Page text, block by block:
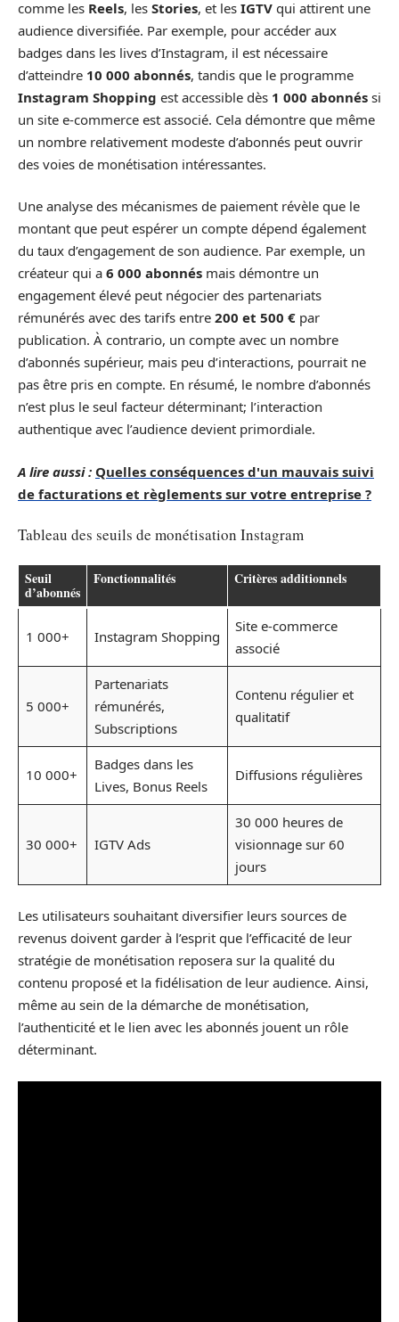
comme les Reels, les Stories, et les IGTV qui attirent une
audience diversifiée. Par exemple, pour accéder aux
badges dans les lives d’Instagram, il est nécessaire
d’atteindre 10 000 abonnés, tandis que le programme
Instagram Shopping est accessible dès 1 000 abonnés si
un site e-commerce est associé. Cela démontre que même
un nombre relativement modeste d’abonnés peut ouvrir
des voies de monétisation intéressantes.
Une analyse des mécanismes de paiement révèle que le
montant que peut espérer un compte dépend également
du taux d’engagement de son audience. Par exemple, un
créateur qui a 6 000 abonnés mais démontre un
engagement élevé peut négocier des partenariats
rémunérés avec des tarifs entre 200 et 500 € par
publication. À contrario, un compte avec un nombre
d’abonnés supérieur, mais peu d’interactions, pourrait ne
pas être pris en compte. En résumé, le nombre d’abonnés
n’est plus le seul facteur déterminant; l’interaction
authentique avec l’audience devient primordiale.
A lire aussi : Quelles conséquences d'un mauvais suivi
de facturations et règlements sur votre entreprise ?
Tableau des seuils de monétisation Instagram
Seuil
d’abonnés
Fonctionnalités Critères additionnels
1 000+ Instagram Shopping
Site e-commerce
associé
5 000+
Partenariats
rémunérés,
Subscriptions
Contenu régulier et
qualitatif
10 000+
Badges dans les
Lives, Bonus Reels
Diffusions régulières
30 000+ IGTV Ads
30 000 heures de
visionnage sur 60
jours
Les utilisateurs souhaitant diversifier leurs sources de
revenus doivent garder à l’esprit que l’efficacité de leur
stratégie de monétisation reposera sur la qualité du
contenu proposé et la fidélisation de leur audience. Ainsi,
même au sein de la démarche de monétisation,
l’authenticité et le lien avec les abonnés jouent un rôle
déterminant.